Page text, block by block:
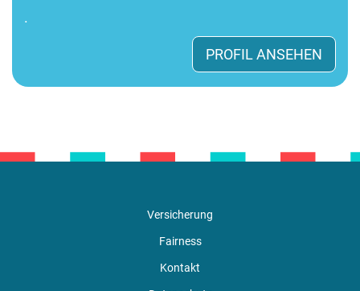
.
PROFIL ANSEHEN
Versicherung
Fairness
Kontakt